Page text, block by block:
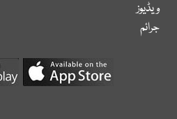
ویڈیوز
جرائم